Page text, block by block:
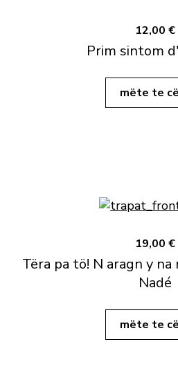
12,00 €
Prim sintom
mëte te
19,00 €
Tëra pa tö! N aragn y na
Nadé
mëte te